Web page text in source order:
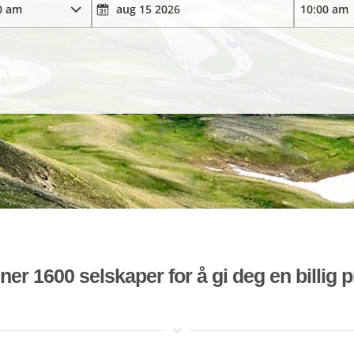
1600 selskaper for å gi deg en billig